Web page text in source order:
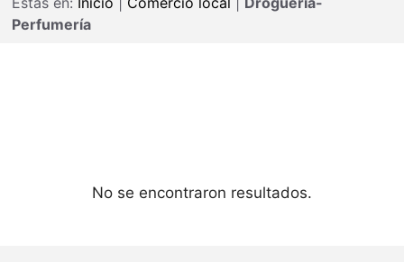
Perfumería
No se encontraron resultados.